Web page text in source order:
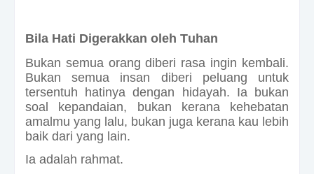
Bila Hati Digerakkan oleh Tuhan
Bukan semua orang diberi rasa ingin kembali.
Bukan semua insan diberi peluang untuk
tersentuh hatinya dengan hidayah. Ia bukan
soal kepandaian, bukan kerana kehebatan
amalmu yang lalu, bukan juga kerana kau lebih
baik dari yang lain.
Ia adalah rahmat.